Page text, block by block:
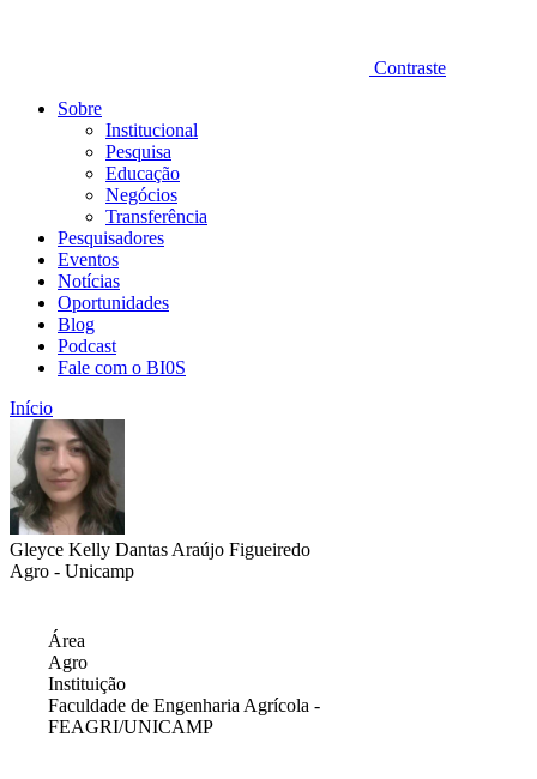
Contraste
Sobre
Institucional
Pesquisa
Educação
Negócios
Transferência
Pesquisadores
Eventos
Notícias
Oportunidades
Blog
Podcast
Fale com o BI0S
Início
Gleyce Kelly Dantas Araújo Figueiredo
Agro - Unicamp
Área
Agro
Instituição
Faculdade de Engenharia Agrícola -
FEAGRI/UNICAMP